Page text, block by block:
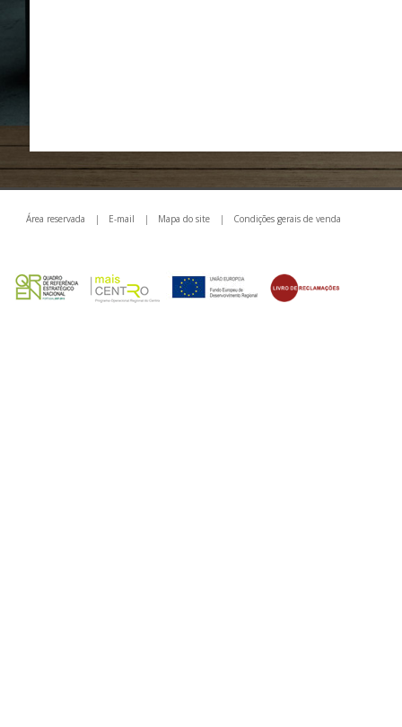
Área reservada | E-mail | Mapa do site | Condições gerais de venda